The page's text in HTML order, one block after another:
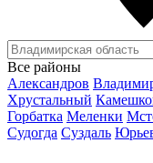
Все районы
Александров
Хрустальный
Горбатка Меленки
Судогда Суздаль